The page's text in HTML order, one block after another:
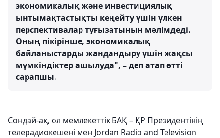
экономикалық және инвестициялық
ынтымақтастықты кеңейту үшін үлкен
перспективалар туғызатынын мәлімдеді.
Оның пікірінше, экономикалық
байланыстарды жандандыру үшін жақсы
мүмкіндіктер ашылуда", – деп атап өтті
сарапшы.
Сондай-ақ, ол мемлекеттік БАҚ – ҚР Президентінің
телерадиокешені мен Jordan Radio and Television